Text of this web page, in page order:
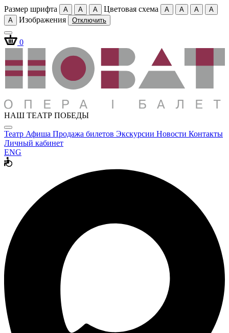
Размер шрифта A A A Цветовая схема A A A
A
A
Изображения Отключить
0
НАШ ТЕАТР ПОБЕДЫ
Театр Афиша Продажа билетов Экскурсии Новости Контакты
Личный кабинет
ENG